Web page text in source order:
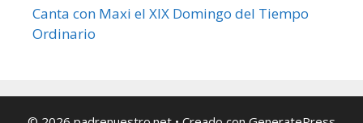
Canta con Maxi el XIX Domingo del Tiempo
Ordinario